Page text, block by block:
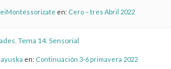
en: Cero – tres Abril 2022
Tema 14. Sensorial
en: Continuación 3-6 primavera 2022